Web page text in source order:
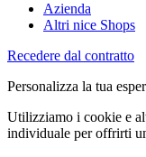
Azienda
Altri nice Shops
Recedere dal contratto
Personalizza la tua
Utilizziamo i cookie e
individuale per offrirti